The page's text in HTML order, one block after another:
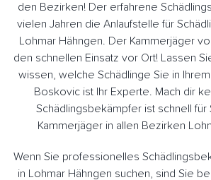
den Bezirken! Der erfahrene
vielen Jahren die Anlaufstelle für
Lohmar Hähngen. Der Kammerjäger
den schnellen Einsatz vor Ort! Lassen
wissen, welche Schädlinge Sie in
Boskovic ist Ihr Experte. Mach dir
Schädlingsbekämpfer ist schnell für
Kammerjäger in allen Bezirken
Wenn Sie professionelles
in Lohmar Hähngen suchen, sind Sie